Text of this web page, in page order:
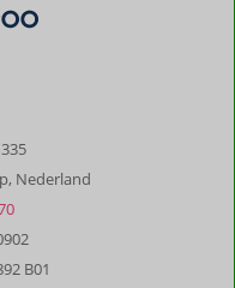
Nederland
B01